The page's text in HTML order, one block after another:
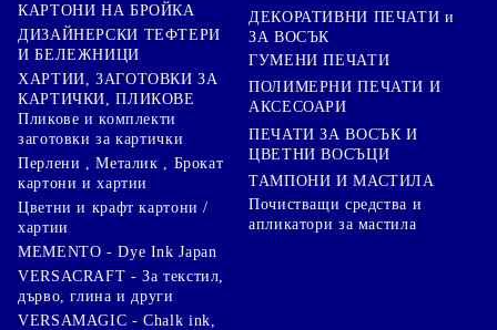
КАРТОНИ НА БРОЙКА
ДИЗАЙНЕРСКИ ТЕФТЕРИ
И БЕЛЕЖНИЦИ
ХАРТИИ, ЗАГОТОВКИ ЗА
КАРТИЧКИ, ПЛИКОВЕ
Пликове и комплекти
заготовки за картички
Перлени , Металик , Брокат
картони и хартии
Цветни и крафт картони /
хартии
ДЕКОРАТИВНИ ПЕЧАТИ и
ЗА ВОСЪК
ГУМЕНИ ПЕЧАТИ
ПОЛИМЕРНИ ПЕЧАТИ И
АКСЕСОАРИ
ПЕЧАТИ ЗА ВОСЪК И
ЦВЕТНИ ВОСЪЦИ
ТАМПОНИ И МАСТИЛА
Почистващи средства и
апликатори за мастила
MEMENTO - Dye Ink Japan
VERSACRAFT - За текстил,
дърво, глина и други
VERSAMAGIC - Chalk ink,